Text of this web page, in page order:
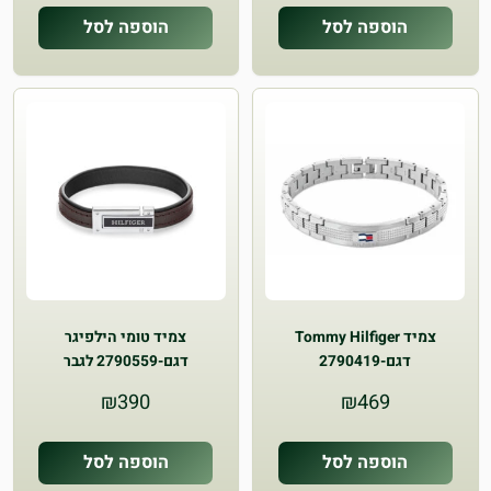
הוספה לסל הוספה לסל
צמיד Tommy Hilfiger
דגם-2790419
₪469
הוספה לסל
צמיד טומי הילפיגר
דגם-2790559 לגבר
₪390
הוספה לסל